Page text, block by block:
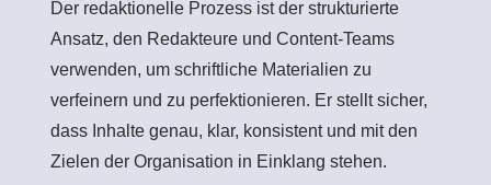
Der redaktionelle Prozess ist der strukturierte
Ansatz, den Redakteure und Content-Teams
verwenden, um schriftliche Materialien zu
verfeinern und zu perfektionieren. Er stellt sicher,
dass Inhalte genau, klar, konsistent und mit den
Zielen der Organisation in Einklang stehen.